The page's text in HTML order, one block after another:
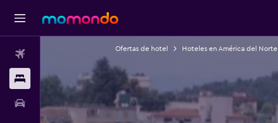
Alojamientos
Ofertas de hotel Hoteles en América del Norte